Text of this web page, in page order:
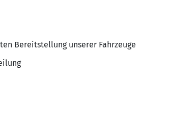
Bereitstellung unserer Fahrzeuge